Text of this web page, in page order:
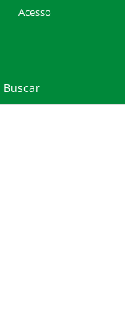
Buscar
Acesso